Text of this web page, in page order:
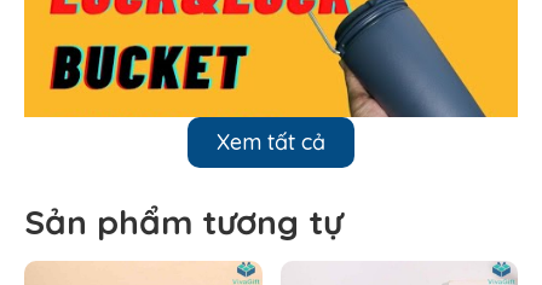
Xem tất cả
Sản phẩm tương tự